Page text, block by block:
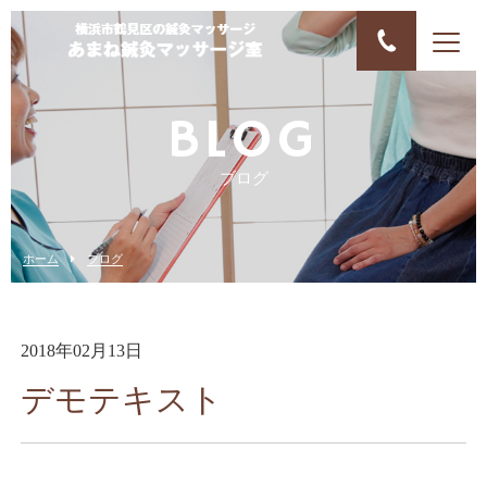
BLOG
ブログ
ホーム ブログ
2018年02月13日
デモテキスト